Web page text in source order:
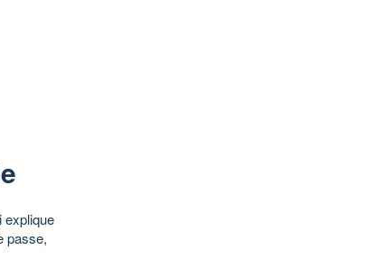
explique
passe,